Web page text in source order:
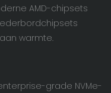
AMD-chipsets
warmte.
grade NVMe-